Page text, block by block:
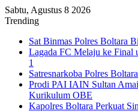
Sabtu, Agustus 8 2026
Trending
Sat Binmas Polres Boltara
Lagada FC Melaju ke Final
1
Satresnarkoba Polres
Prodi PAI IAIN Sultan
Kurikulum OBE
Kapolres Boltara Perkuat